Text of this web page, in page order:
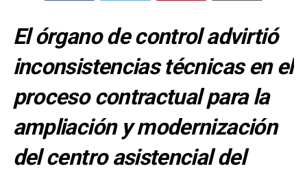
El órgano de control advirtió
inconsistencias técnicas en el
proceso contractual para la
ampliación y modernización
del centro asistencial del